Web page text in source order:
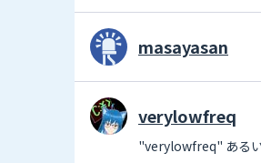
masayasan
verylowfreq
"verylowfreq" ある